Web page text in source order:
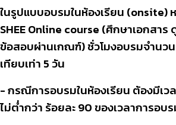
ในรูปแบบอบรมในห้องเรียน (onsite)
SHEE Online course (ศึกษาเอกสาร
ข้อสอบผ่านเกณฑ์) ชั่วโมงอบรมจำนวน
เทียบเท่า 5 วัน
- กรณีการอบรมในห้องเรียน ต้องมีเว
ไม่ต่ำกว่า ร้อยละ 90 ของเวลาการอบ